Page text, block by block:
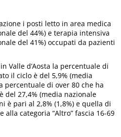
i posti letto in area medica
del 44%) e terapia intensiva
del 41%) occupati da pazienti
Valle d’Aosta la percentuale di
il ciclo è del 5,9% (media
percentuale di over 80 che ha
del 27,4% (media nazionale
è pari al 2,8% (1,8%) e quella di
categoria “Altro” fascia 16-69